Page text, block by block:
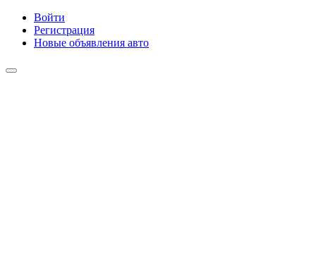
Войти
Регистрация
Новые объявления авто